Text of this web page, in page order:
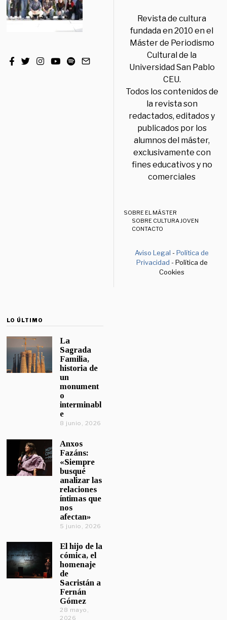
Revista de cultura
fundada en 2010 en el
Máster de Periodismo
Cultural de la
Universidad San Pablo
CEU.
Todos los contenidos de
la revista son
redactados, editados y
publicados por los
alumnos del máster,
exclusivamente con
fines educativos y no
comerciales
SOBRE EL MÁSTER
SOBRE CULTURA JOVEN
CONTACTO
Aviso Legal -Política de
Privacidad - Política de
Cookies
LO ÚLTIMO
La
Sagrada
Familia,
historia de
un
monument
o
interminabl
e
8 junio, 2026
Anxos
Fazáns:
«Siempre
busqué
analizar las
relaciones
íntimas que
nos
afectan»
5 junio, 2026
El hijo de la
cómica, el
homenaje
de
Sacristán a
Fernán
Gómez
28 mayo,
2026